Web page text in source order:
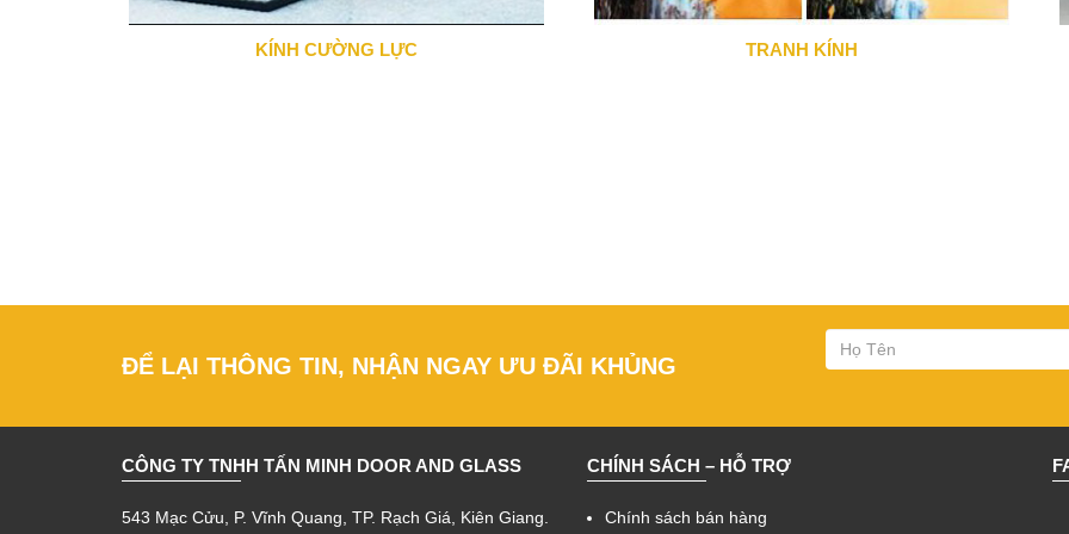
0943 666 466
KÍNH CƯỜNG LỰC 0943 666 466
TRANH KÍNH
ĐỂ LẠI THÔNG TIN, NHẬN NGAY ƯU ĐÃI KHỦNG
CÔNG TY TNHH TẤN MINH DOOR AND GLASS
543 Mạc Cửu, P. Vĩnh Quang, TP. Rạch Giá, Kiên Giang.
CHÍNH SÁCH – HỖ TRỢ
Chính sách bán hàng